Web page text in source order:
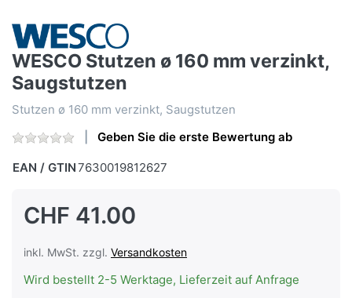
WESCO Stutzen ø 160 mm verzinkt,
Saugstutzen
Stutzen ø 160 mm verzinkt, Saugstutzen
Geben Sie die erste Bewertung ab
EAN / GTIN7630019812627
CHF 41.00
inkl. MwSt. zzgl. Versandkosten
Wird bestellt 2-5 Werktage, Lieferzeit auf Anfrage